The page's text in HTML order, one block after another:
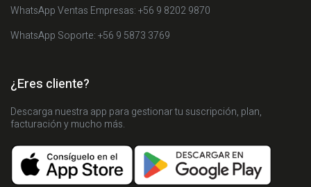
WhatsApp Ventas Empresas: +56 9 8202 9870
WhatsApp Soporte: +56 9 5873 3769
¿Eres cliente?
Descarga nuestra app para gestionar tu suscripción, plan,
facturación y mucho más.